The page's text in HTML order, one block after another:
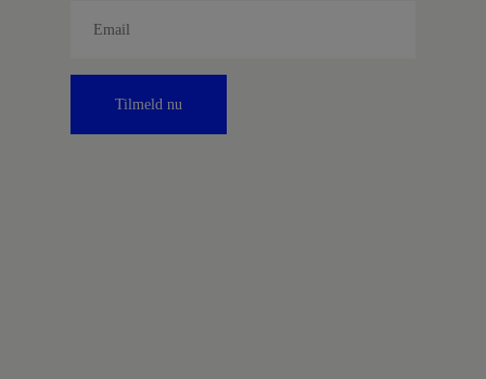
Tilmeld nu